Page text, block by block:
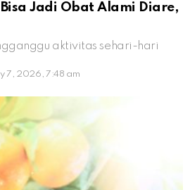
Jadi Obat Alami Diare,
aktivitas sehari-hari
7, 2026, 7:48 am